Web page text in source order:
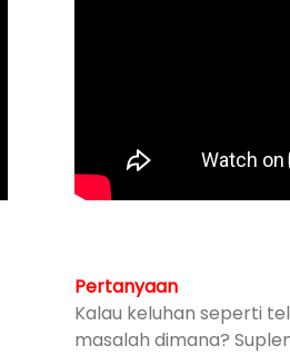
Pertanyaan
Kalau keluhan seperti
masalah dimana?